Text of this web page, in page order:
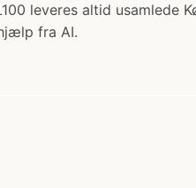
leveres altid usamlede
fra AI.